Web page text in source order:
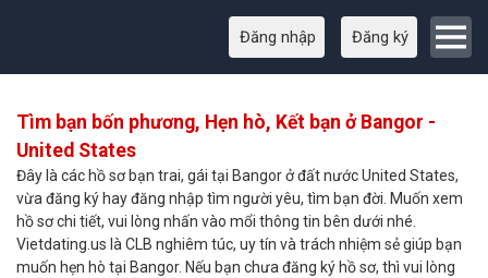
Đăng nhập Đăng ký
Tìm bạn bốn phương, Hẹn hò, Kết bạn ở Bangor -
United States
Đây là các hồ sơ bạn trai, gái tại Bangor ở đất nước United States,
vừa đăng ký hay đăng nhập tìm người yêu, tìm bạn đời. Muốn xem
hồ sơ chi tiết, vui lòng nhấn vào mổi thông tin bên dưới nhé.
Vietdating.us là CLB nghiêm túc, uy tín và trách nhiệm sẻ giúp bạn
muốn hẹn hò tại Bangor. Nếu bạn chưa đăng ký hồ sơ, thì vui lòng